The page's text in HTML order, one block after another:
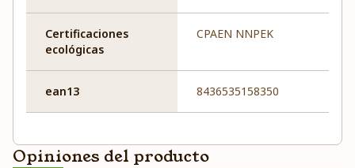
Certificaciones
ecológicas
CPAEN NNPEK
ean13 8436535158350
Opiniones del producto